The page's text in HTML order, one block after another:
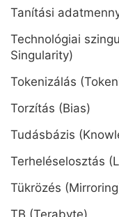
Tanítási
Technológiai
Singularity)
Tokenizálás
Torzítás (Bias)
Tudásbázis
Terheléselosztás
Tükrözés
TB (Terabyte)